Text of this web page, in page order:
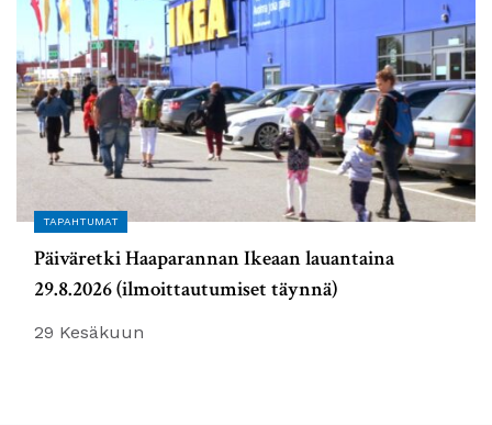
TAPAHTUMAT
Päiväretki Haaparannan Ikeaan lauantaina
29.8.2026 (ilmoittautumiset täynnä)
29 Kesäkuun